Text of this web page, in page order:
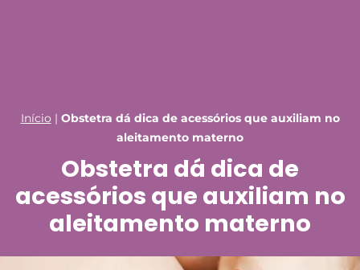
Início | Obstetra dá dica de acessórios que auxiliam no
aleitamento materno
Obstetra dá dica de
acessórios que auxiliam no
aleitamento materno